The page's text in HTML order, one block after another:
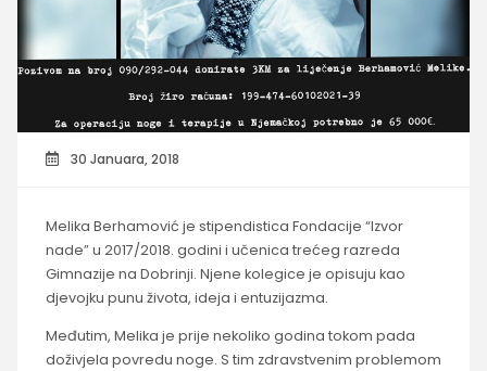
30 Januara, 2018
Melika Berhamović je stipendistica Fondacije “Izvor
nade” u 2017/2018. godini i učenica trećeg razreda
Gimnazije na Dobrinji. Njene kolegice je opisuju kao
djevojku punu života, ideja i entuzijazma.
Međutim, Melika je prije nekoliko godina tokom pada
doživjela povredu noge. S tim zdravstvenim problemom